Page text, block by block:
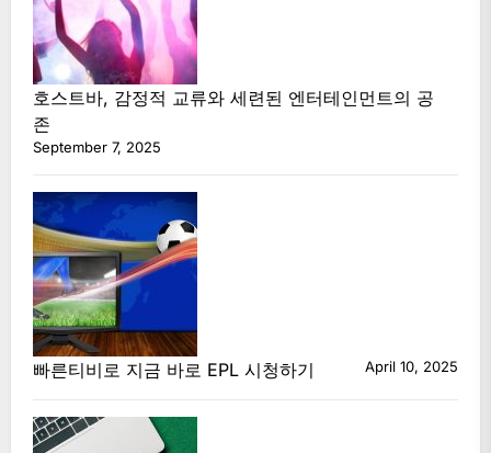
호스트바, 감정적 교류와 세련된 엔터테인먼트의 공
존
September 7, 2025
빠른티비로 지금 바로 EPL 시청하기 April 10, 2025